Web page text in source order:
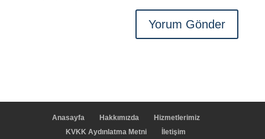
Anasayfa Hakkımızda
Hizmetlerimiz
KVKK Aydınlatma Metni
İletişim